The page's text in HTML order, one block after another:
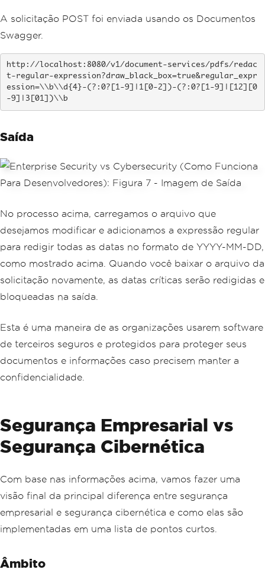
A solicitação POST foi enviada usando os Documentos
Swagger.
http://localhost:8080/v1/document-services/pdfs/redac
t-regular-expression?draw_black_box=true&regular_expr
ession=\\b\\d{4}-(?:0?[1-9]|1[0-2])-(?:0?[1-9]|[12][0
-9]|3[01])\\b
Saída
No processo acima, carregamos o arquivo que
desejamos modificar e adicionamos a expressão regular
para redigir todas as datas no formato de YYYY-MM-DD,
como mostrado acima. Quando você baixar o arquivo da
solicitação novamente, as datas críticas serão redigidas e
bloqueadas na saída.
Esta é uma maneira de as organizações usarem software
de terceiros seguros e protegidos para proteger seus
documentos e informações caso precisem manter a
confidencialidade.
Segurança Empresarial vs
Segurança Cibernética
Com base nas informações acima, vamos fazer uma
visão final da principal diferença entre segurança
empresarial e segurança cibernética e como elas são
implementadas em uma lista de pontos curtos.
Âmbito